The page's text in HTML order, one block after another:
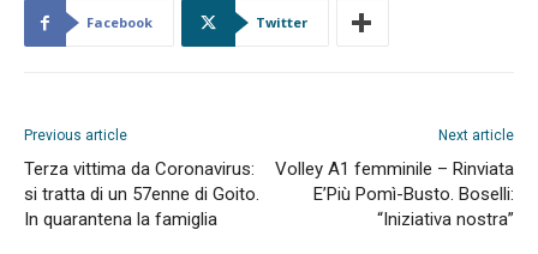
Facebook Twitter
Previous article
Terza vittima da Coronavirus:
si tratta di un 57enne di Goito.
In quarantena la famiglia
Next article
Volley A1 femminile – Rinviata
E’Più Pomì-Busto. Boselli:
“Iniziativa nostra”